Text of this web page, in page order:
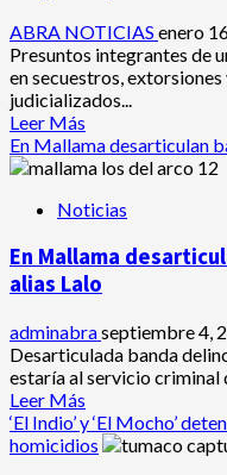
ABRA NOTICIAS enero
Presuntos integrantes de
en secuestros,
judicializados...
Leer Más
más
acerca
En
judicializan
a
extorsionistas
En Mallama desarticulan
Noticias
En Mallama
alias Lalo
adminabraseptiembre 4,
Desarticulada banda
estaría al servicio criminal
Leer Más
más
acerca
‘El Indio’ y ‘El Mocho’
homicidios